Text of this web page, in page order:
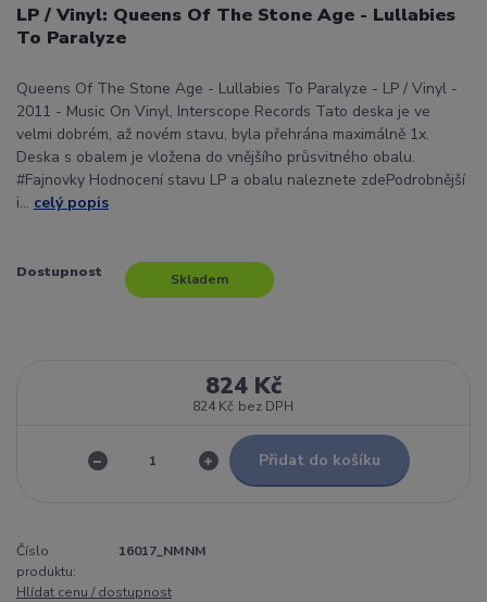
LP / Vinyl: Queens Of The Stone Age - Lullabies
To Paralyze
Queens Of The Stone Age - Lullabies To Paralyze - LP / Vinyl -
2011 - Music On Vinyl, Interscope Records Tato deska je ve
velmi dobrém, až novém stavu, byla přehrána maximálně 1x.
Deska s obalem je vložena do vnějšího průsvitného obalu.
#Fajnovky Hodnocení stavu LP a obalu naleznete zdePodrobnější
i... celý popis
Dostupnost Skladem
824 Kč
824 Kč bez DPH
Přidat do košíku
Číslo
produktu:
16017_NMNM
Hlídat cenu / dostupnost